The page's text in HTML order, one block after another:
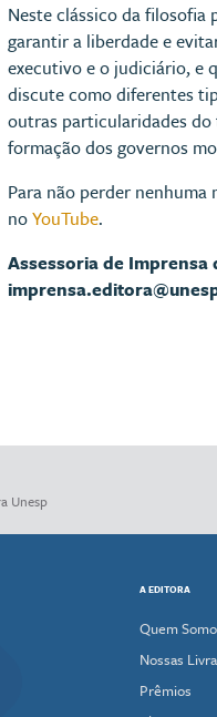
Neste clássico da
garantir a liberdade e
executivo e o judiciário, e
discute como diferentes
outras particularidades
formação dos governos
Para não perder nenhuma
noYouTube.
Assessoria de Imprensa
Unesp
A EDITORA
Quem
Nossas
Prêmios